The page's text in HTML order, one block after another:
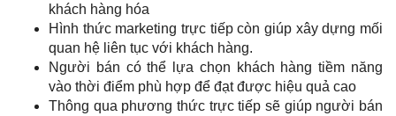
khách hàng hóa
Hình thức marketing trực tiếp còn giúp xây dựng mối
quan hệ liên tục với khách hàng.
Người bán có thể lựa chọn khách hàng tiềm năng
vào thời điểm phù hợp để đạt được hiệu quả cao
Thông qua phương thức trực tiếp sẽ giúp người bán